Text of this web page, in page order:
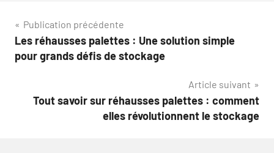
Navigation
de
Publication précédente
Les réhausses palettes : Une solution simple
pour grands défis de stockage
Article suivant
Tout savoir sur réhausses palettes : comment
elles révolutionnent le stockage